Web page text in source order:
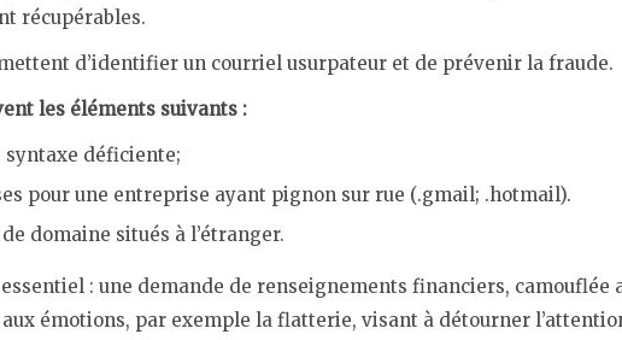
récupérables.
d’identifier un courriel usurpateur et de prévenir la fraude.
les éléments suivants :
syntaxe déficiente;
pour une entreprise ayant pignon sur rue (.gmail; .hotmail).
domaine situés à l’étranger.
: une demande de renseignements financiers, camouflée
émotions, par exemple la flatterie, visant à détourner